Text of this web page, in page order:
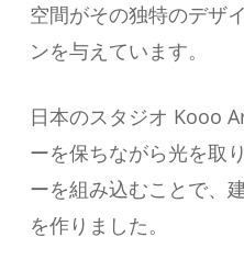
空間がその独特のデザ
ンを与えています。
日本のスタジオ Kooo
ーを保ちながら光を取
ーを組み込むことで、
を作りました。